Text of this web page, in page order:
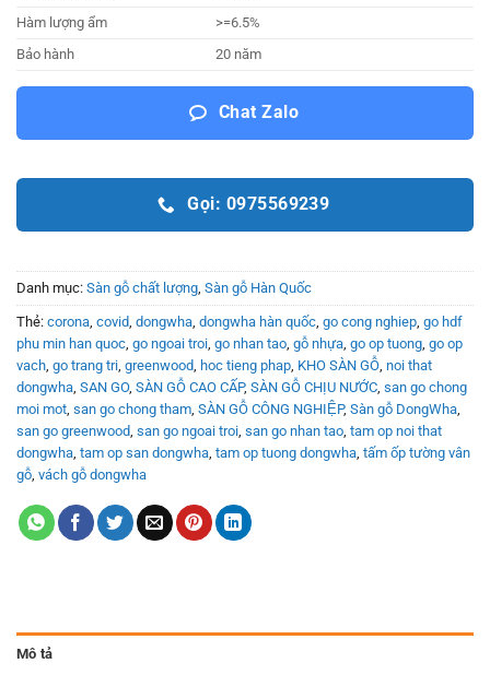
Hàm lượng ẩm
>=6.5%
Bảo hành
20 năm
Chat Zalo
Gọi: 0975569239
Danh mục: Sàn gỗ chất lượng Sàn gỗ Hàn Quốc
Thẻ: corona covid dongwha dongwha hàn quốc go cong nghiep go hdf
phu min han quoc go ngoai troi go nhan tao gỗ nhựa go op tuong go op
vach go trang tri greenwood hoc tieng phap KHO SÀN GỖ noi that
dongwha SAN GO, SÀN GỖ CAO CẤP, SÀN GỖ CHỊU NƯỚC san go chong
moi mot san go chong tham SÀN GỖ CÔNG NGHIỆP, Sàn gỗ DongWha
san go greenwood san go ngoai troi san go nhan tao tam op noi that
dongwha tam op san dongwha tam op tuong dongwha tấm ốp tường vân
gỗ vách gỗ dongwha
Mô tả